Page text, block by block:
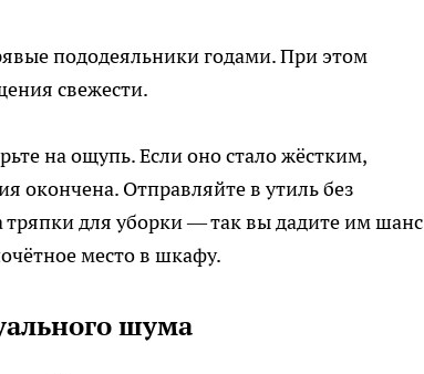
пододеяльники годами. При этом
свежести.
на ощупь. Если оно стало жёстким,
окончена. Отправляйте в утиль без
тряпки для уборки — так вы дадите им шанс
место в шкафу.
шума